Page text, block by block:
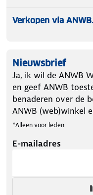
Verkopen via
Nieuwsbrief
Ja, ik wil de ANWB
en geef ANWB
benaderen over de
ANWB (web)winkel
*Alleen voor leden
E-mailadres